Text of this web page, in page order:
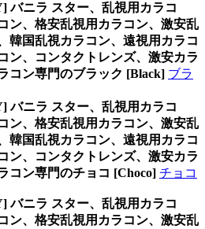
バニラ スター、乱視用カラコ
ン、格安乱視用カラコン、激安乱
韓国乱視カラコン、遠視用カラコ
ン、コンタクトレンズ、激安カラ
コン専門のブラック [Black] ブラ
バニラ スター、乱視用カラコ
ン、格安乱視用カラコン、激安乱
韓国乱視カラコン、遠視用カラコ
ン、コンタクトレンズ、激安カラ
コン専門のチョコ [Choco] チョコ
バニラ スター、乱視用カラコ
ン、格安乱視用カラコン、激安乱